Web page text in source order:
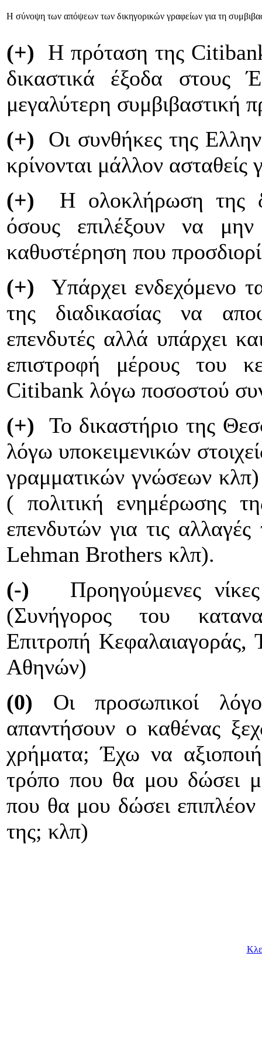
H σύνοψη των απόψεων των δικηγορικών γραφείων για τη
(+) Η πρόταση της
δικαστικά έξοδα στους
μεγαλύτερη συμβιβαστική
(+)
Οι συνθήκες της
κρίνονται μάλλον ασταθείς
(+) Η ολοκλήρωση της
όσους επιλέξουν να μην
καθυστέρηση που
(+) Υπάρχει ενδεχόμενο
της διαδικασίας να
επενδυτές αλλά υπάρχει
επιστροφή μέρους του
Citibank λόγω ποσοστού
(+) Το δικαστήριο της
λόγω υποκειμενικών
γραμματικών γνώσεων κλπ)
( πολιτική ενημέρωσης
επενδυτών για τις αλλαγές
Lehman Brothers κλπ).
(-) Προηγούμενες
(Συνήγορος του
Επιτροπή Κεφαλαιαγοράς,
Αθηνών)
(0) Οι προσωπικοί
απαντήσουν ο καθένας
χρήματα; Έχω να
τρόπο που θα μου δώσει
που θα μου δώσει
της; κλπ)